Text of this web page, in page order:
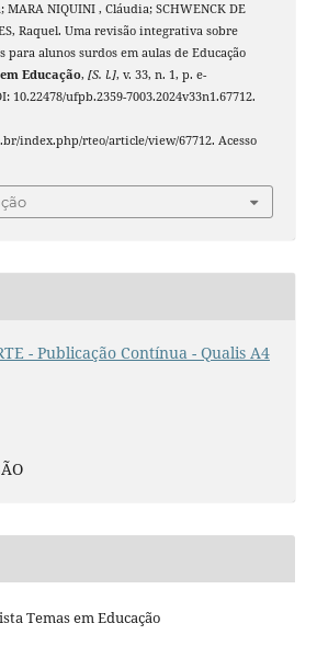
MARA NIQUINI , Cláudia; SCHWENCK DE
Raquel. Uma revisão integrativa sobre
para alunos surdos em aulas de Educação
Educação, [S. l.], v. 33, n. 1, p. e-
10.22478/ufpb.2359-7003.2024v33n1.67712.
index.php/rteo/article/view/67712. Acesso
- Publicação Contínua - Qualis A4
Temas em Educação